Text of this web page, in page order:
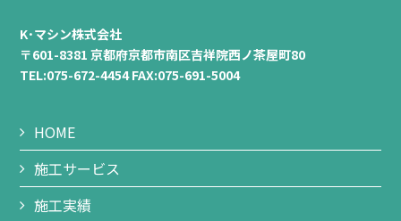
K･マシン株式会社
〒601-8381 京都府京都市南区吉祥院西ノ茶屋町80
TEL:075-672-4454 FAX:075-691-5004
HOME
施工サービス
施工実績